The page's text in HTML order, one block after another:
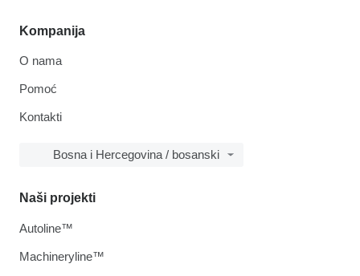
Kompanija
O nama
Pomoć
Kontakti
Bosna i Hercegovina / bosanski
Naši projekti
Autoline™
Machineryline™